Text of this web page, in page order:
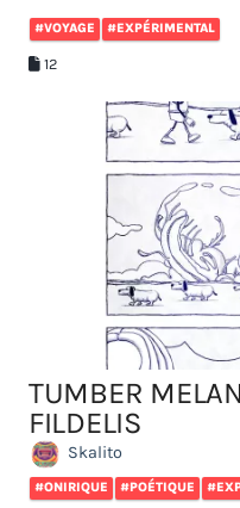
#VOYAGE #EXPÉRIMENTAL
12
TUMBER
FILDELIS
Skalito
#ONIRIQUE #POÉTIQUE